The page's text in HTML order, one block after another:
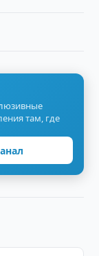
там, где